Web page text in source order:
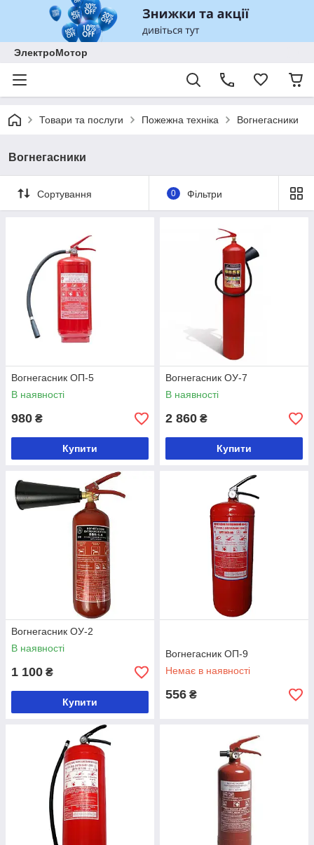
ЭлектроМотор
Товари та послуги Пожежна техніка Вогнегасники
Вогнегасники
Сортування 0 Фільтри
Вогнегасник ОП-5
В наявності
980 ₴
Купити
Вогнегасник ОУ-7
В наявності
2 860 ₴
Купити
Вогнегасник ОУ-2
В наявності
1 100 ₴
Купити
Вогнегасник ОП-9
Немає в наявності
556 ₴